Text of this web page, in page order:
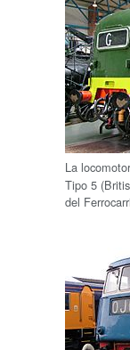
La
Tipo 5
del